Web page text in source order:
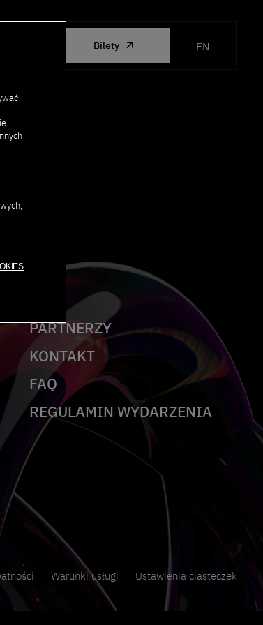
Bilety EN
PARTNERZY
KONTAKT
FAQ
REGULAMIN WYDARZENIA
Warunki usługi Ustawienia ciasteczek